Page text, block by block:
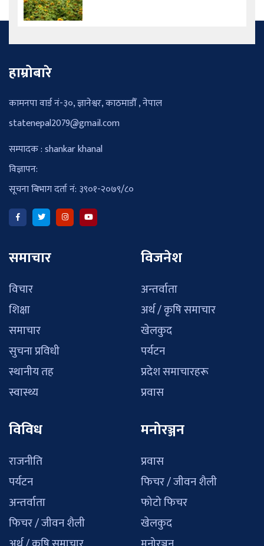
हाम्रोबारे
कामनपा वार्ड नं-३०, ज्ञानेश्वर, काठमाडौँ , नेपाल
statenepal2079@gmail.com
सम्पादक : shankar khanal
विज्ञापन:
सूचना बिभाग दर्ता नं: ३९०१-२०७९/८०
समाचार
विचार
शिक्षा
समाचार
सुचना प्रविधी
स्थानीय तह
स्वास्थ्य
विजनेश
अन्तर्वाता
अर्थ / कृषि समाचार
खेलकुद
पर्यटन
प्रदेश समाचारहरू
प्रवास
विविध
राजनीति
पर्यटन
अन्तर्वाता
फिचर / जीवन शैली
मनोरञ्जन
प्रवास
फिचर / जीवन शैली
फोटो फिचर
खेलकुद